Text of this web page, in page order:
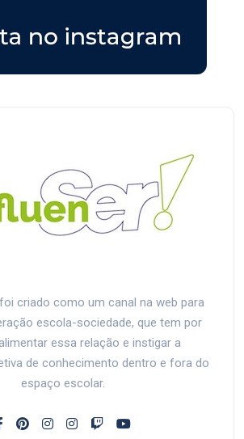
foi criado como um canal na web para
escola-sociedade, que tem por
essa relação e instigar a
de conhecimento dentro e fora do
espaço escolar.